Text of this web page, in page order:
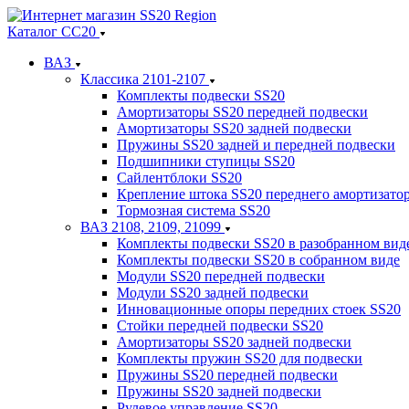
Каталог СС20
ВАЗ
Классика 2101-2107
Комплекты подвески SS20
Амортизаторы SS20 передней подвески
Амортизаторы SS20 задней подвески
Пружины SS20 задней и передней подвески
Подшипники ступицы SS20
Сайлентблоки SS20
Крепление штока SS20 переднего
Тормозная система SS20
ВАЗ 2108, 2109, 21099
Комплекты подвески SS20 в разобранном
Комплекты подвески SS20 в собранном виде
Модули SS20 передней подвески
Модули SS20 задней подвески
Инновационные опоры передних стоек SS20
Стойки передней подвески SS20
Амортизаторы SS20 задней подвески
Комплекты пружин SS20 для подвески
Пружины SS20 передней подвески
Пружины SS20 задней подвески